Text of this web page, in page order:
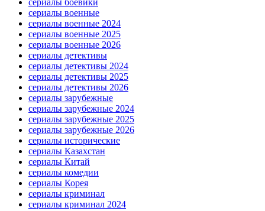
сериалы боевики
сериалы военные
сериалы военные 2024
сериалы военные 2025
сериалы военные 2026
сериалы детективы
сериалы детективы 2024
сериалы детективы 2025
сериалы детективы 2026
сериалы зарубежные
сериалы зарубежные 2024
сериалы зарубежные 2025
сериалы зарубежные 2026
сериалы исторические
сериалы Казахстан
сериалы Китай
сериалы комедии
сериалы Корея
сериалы криминал
сериалы криминал 2024